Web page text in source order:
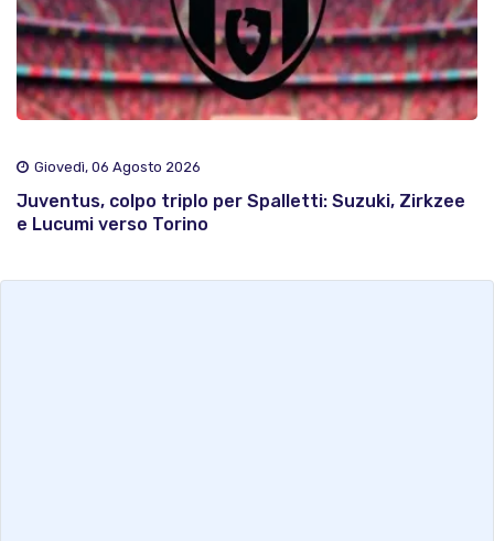
Giovedì, 06 Agosto 2026
Juventus, colpo triplo per Spalletti: Suzuki, Zirkzee
e Lucumi verso Torino